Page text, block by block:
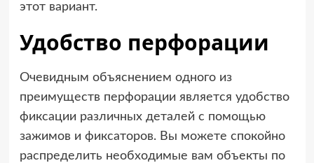
этот вариант.
Удобство перфорации
Очевидным объяснением одного из
преимуществ перфорации является удобство
фиксации различных деталей с помощью
зажимов и фиксаторов. Вы можете спокойно
распределить необходимые вам объекты по